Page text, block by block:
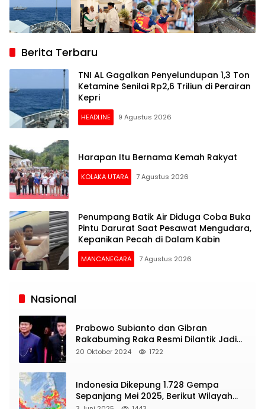
Berita Terbaru
TNI AL Gagalkan Penyelundupan 1,3 Ton
Ketamine Senilai Rp2,6 Triliun di Perairan
Kepri
HEADLINE 9 Agustus 2026
Harapan Itu Bernama Kemah Rakyat
KOLAKA UTARA 7 Agustus 2026
Penumpang Batik Air Diduga Coba Buka
Pintu Darurat Saat Pesawat Mengudara,
Kepanikan Pecah di Dalam Kabin
MANCANEGARA 7 Agustus 2026
Siaran
Nasional
Prabowo Subianto dan Gibran
Rakabuming Raka Resmi Dilantik Jadi
Presiden dan Wapres RI
20 Oktober 2024 1722
Indonesia Dikepung 1.728 Gempa
Sepanjang Mei 2025, Berikut Wilayah